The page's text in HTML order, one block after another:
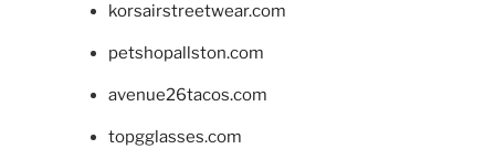
korsairstreetwear.com
petshopallston.com
avenue26tacos.com
topgglasses.com